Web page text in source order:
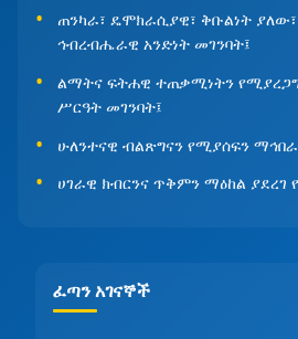
ጠንካራ፣ ዴሞክራሲያዊ፣ ቅቡልነት
ኅብረብሔራዊ አንድነት መገንባት፤
ልማትና ፍትሐዊ ተጠቃሚነትን
ሥርዓት መገንባት፤
ሁለንተናዊ ብልጽግናን የሚያሰፍን
ሀገራዊ ክብርንና ጥቅምን ማዕከል ያደረገ
ፈጣን አገናኞች